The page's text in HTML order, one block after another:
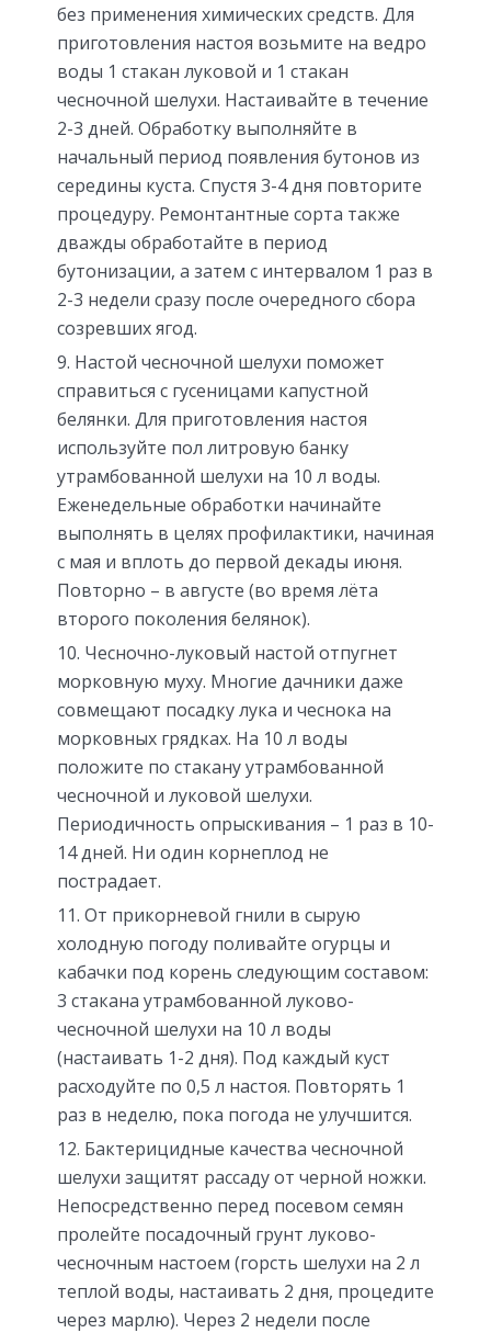
без применения химических средств. Для
приготовления настоя возьмите на ведро
воды 1 стакан луковой и 1 стакан
чесночной шелухи. Настаивайте в течение
2-3 дней. Обработку выполняйте в
начальный период появления бутонов из
середины куста. Спустя 3-4 дня повторите
процедуру. Ремонтантные сорта также
дважды обработайте в период
бутонизации, а затем с интервалом 1 раз в
2-3 недели сразу после очередного сбора
созревших ягод.
Настой чесночной шелухи поможет
справиться с гусеницами капустной
белянки. Для приготовления настоя
используйте пол литровую банку
утрамбованной шелухи на 10 л воды.
Еженедельные обработки начинайте
выполнять в целях профилактики, начиная
с мая и вплоть до первой декады июня.
Повторно – в августе (во время лёта
второго поколения белянок).
Чесночно-луковый настой отпугнет
морковную муху. Многие дачники даже
совмещают посадку лука и чеснока на
морковных грядках. На 10 л воды
положите по стакану утрамбованной
чесночной и луковой шелухи.
Периодичность опрыскивания – 1 раз в 10-
14 дней. Ни один корнеплод не
пострадает.
От прикорневой гнили в сырую
холодную погоду поливайте огурцы и
кабачки под корень следующим составом:
3 стакана утрамбованной луково-
чесночной шелухи на 10 л воды
(настаивать 1-2 дня). Под каждый куст
расходуйте по 0,5 л настоя. Повторять 1
раз в неделю, пока погода не улучшится.
Бактерицидные качества чесночной
шелухи защитят рассаду от черной ножки.
Непосредственно перед посевом семян
пролейте посадочный грунт луково-
чесночным настоем (горсть шелухи на 2 л
теплой воды, настаивать 2 дня, процедите
через марлю). Через 2 недели после